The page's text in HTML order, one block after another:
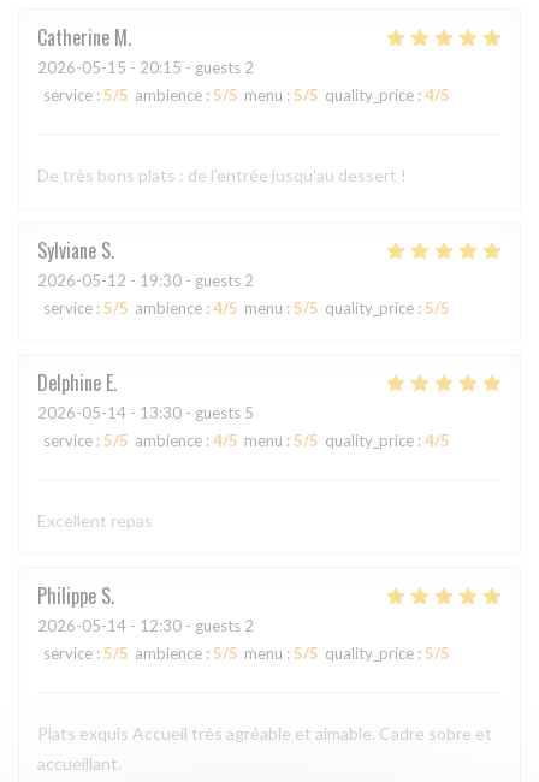
Catherine M
2026-05-15 - 20:15 - guests 2
service : 5/5 ambience : 5/5 menu : 5/5 quality_price : 4/5
De très bons plats : de l'entrée jusqu'au dessert !
Sylviane S
2026-05-12 - 19:30 - guests 2
service : 5/5 ambience : 4/5 menu : 5/5 quality_price : 5/5
Delphine E
2026-05-14 - 13:30 - guests 5
service : 5/5 ambience : 4/5 menu : 5/5 quality_price : 4/5
Excellent repas
Philippe S
2026-05-14 - 12:30 - guests 2
service : 5/5 ambience : 5/5 menu : 5/5 quality_price : 5/5
Plats exquis Accueil très agréable et aimable. Cadre sobre et
accueillant.